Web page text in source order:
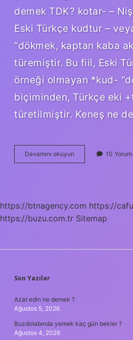
demek TDK? kotar- –
Eski Türkçe kudtur –
“dökmek, kaptan kaba
türemiştir. Bu fiil, Eski
örneği olmayan *kud-
biçiminden, Türkçe eki
türetilmiştir. Keneş ne
Devamını okuyun
Ne
10 Yorum
https://btnagency.com https://
https://buzu.com.tr Sitemap
SIDEBAR
Son Yazılar
Azat edin ne demek ?
Ağustos 5, 2026
Buzdolabında yemek kaç gün bekler ?
Ağustos 4, 2026